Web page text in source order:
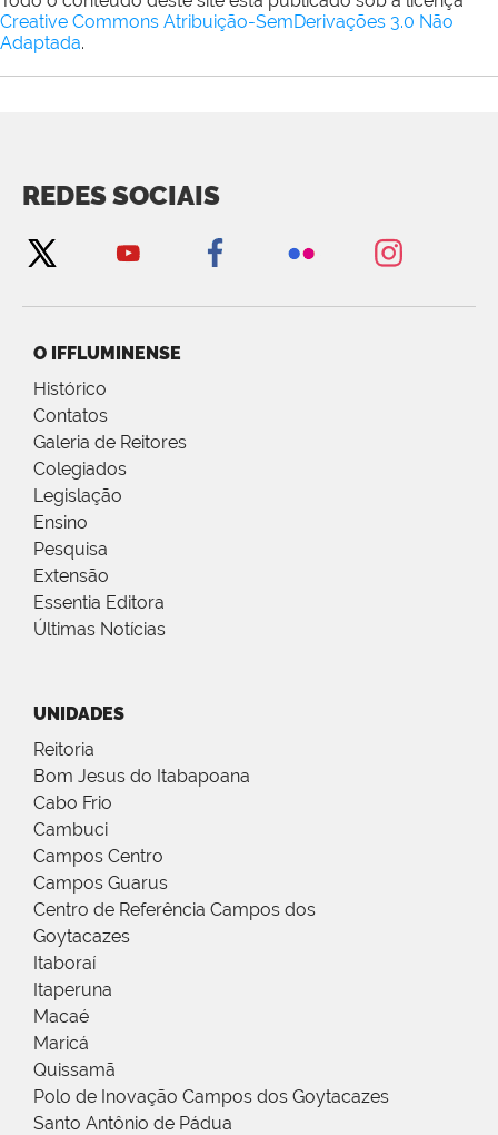
Creative Commons Atribuição-SemDerivações 3.0 Não
Adaptada.
REDES SOCIAIS
O IFFLUMINENSE
Histórico
Contatos
Galeria de Reitores
Colegiados
Legislação
Ensino
Pesquisa
Extensão
Essentia Editora
Últimas Notícias
UNIDADES
Reitoria
Bom Jesus do Itabapoana
Cabo Frio
Cambuci
Campos Centro
Campos Guarus
Centro de Referência Campos dos
Goytacazes
Itaboraí
Itaperuna
Macaé
Maricá
Quissamã
Polo de Inovação Campos dos Goytacazes
Santo Antônio de Pádua